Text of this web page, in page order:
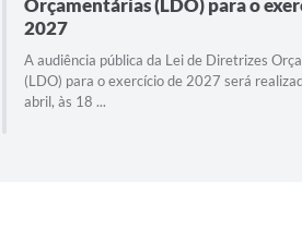
Orçamentárias (LDO) para o
2027
A audiência pública da Lei de Diretrizes
(LDO) para o exercício de 2027 será
abril, às 18 ...